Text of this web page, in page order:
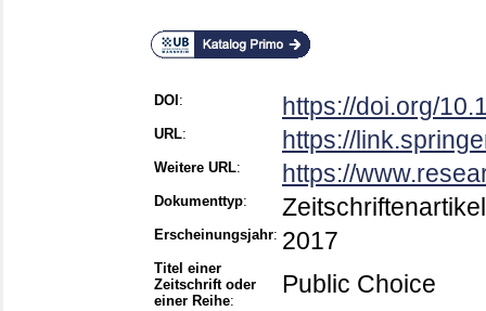
DOI : https://doi.org/
URL: https://
Weitere URL: https://
Dokumenttyp: Zeitschriftenartikel
Erscheinungsjahr: 2017
Titel einer
Zeitschrift oder
einer Reihe:
Public Choice